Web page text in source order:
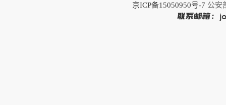
京ICP备15050950号-7 公安